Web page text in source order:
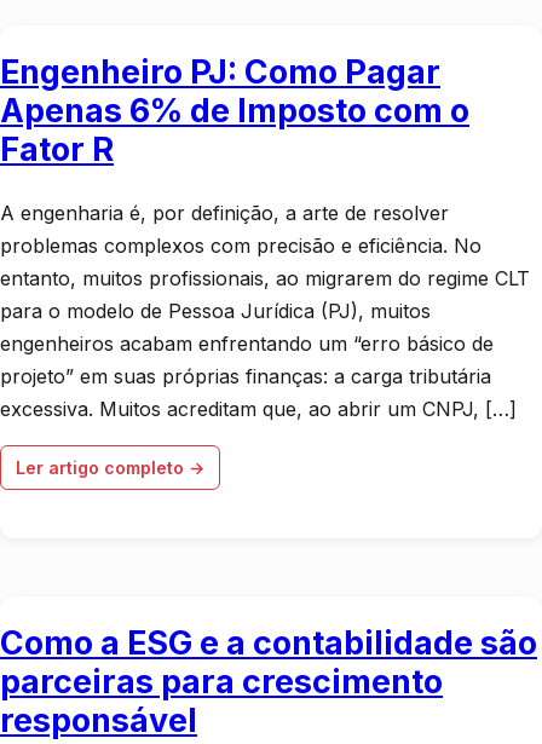
Engenheiro PJ: Como Pagar
Apenas 6% de Imposto com o
Fator R
A engenharia é, por definição, a arte de resolver
problemas complexos com precisão e eficiência. No
entanto, muitos profissionais, ao migrarem do regime CLT
para o modelo de Pessoa Jurídica (PJ), muitos
engenheiros acabam enfrentando um “erro básico de
projeto” em suas próprias finanças: a carga tributária
excessiva. Muitos acreditam que, ao abrir um CNPJ, […]
Ler artigo completo →
Como a ESG e a contabilidade são
parceiras para crescimento
responsável